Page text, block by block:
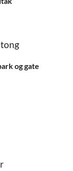
og gate